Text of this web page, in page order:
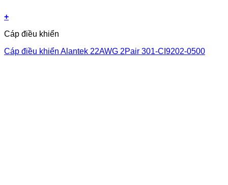
+
Cáp điều khiển
Cáp điều khiển Alantek 22AWG 2Pair 301-CI9202-0500